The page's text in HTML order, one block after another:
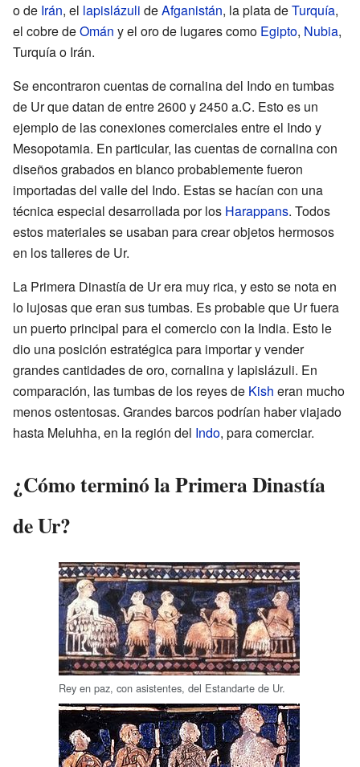
o de Irán, el lapislázuli deAfganistán, la plata deTurquía,
el cobre deOmán y el oro de lugares como Egipto, Nubia,
Turquía o Irán.
Se encontraron cuentas de cornalina del Indo en tumbas
de Ur que datan de entre 2600 y 2450 a.C. Esto es un
ejemplo de las conexiones comerciales entre el Indo y
Mesopotamia. En particular, las cuentas de cornalina con
diseños grabados en blanco probablemente fueron
importadas del valle del Indo. Estas se hacían con una
técnica especial desarrollada por los Harappans. Todos
estos materiales se usaban para crear objetos hermosos
en los talleres de Ur.
La Primera Dinastía de Ur era muy rica, y esto se nota en
lo lujosas que eran sus tumbas. Es probable que Ur fuera
un puerto principal para el comercio con la India. Esto le
dio una posición estratégica para importar y vender
grandes cantidades de oro, cornalina y lapislázuli. En
comparación, las tumbas de los reyes de Kish eran mucho
menos ostentosas. Grandes barcos podrían haber viajado
hasta Meluhha, en la región del Indo, para comerciar.
¿Cómo terminó la Primera Dinastía
de Ur?
Rey en paz, con asistentes, del Estandarte de Ur.